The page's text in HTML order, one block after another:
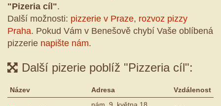
"Pizeria cíl".
Další možnosti: pizzerie v Praze, rozvoz pizzy
Praha. Pokud Vám v Benešově chybí Vaše oblíbená
pizzerie napište nám.
Další pizerie poblíž "Pizzeria cíl":
Název Adresa Vzdálenost